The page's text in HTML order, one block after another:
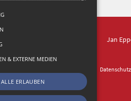
Jan
Datenschutz
& EXTERNE MEDIEN
ALLE ERLAUBEN